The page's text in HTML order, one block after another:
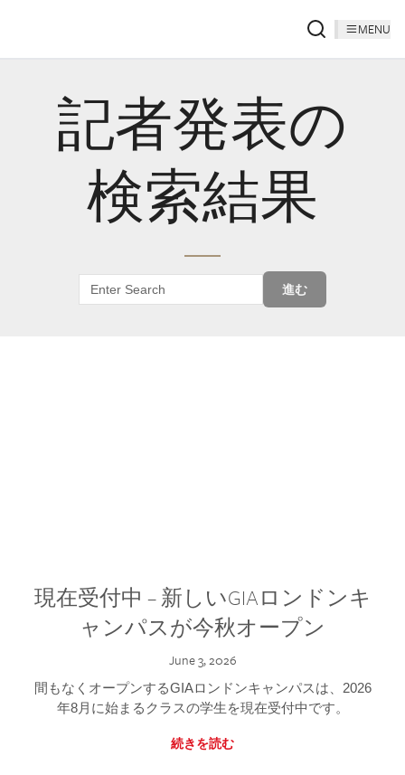
MENU
記者発表の
検索結果
進む
現在受付中 – 新しいGIAロンドンキ
ャンパスが今秋オープン
June 3, 2026
間もなくオープンするGIAロンドンキャンパスは、2026
年8月に始まるクラスの学生を現在受付中です。
続きを読む